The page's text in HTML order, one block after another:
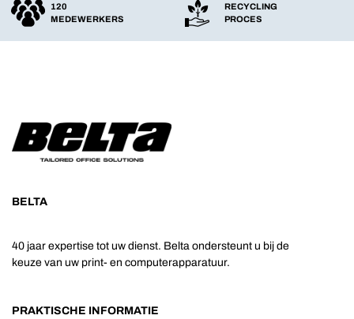
120
MEDEWERKERS
RECYCLING
PROCES
BELTA
40 jaar expertise tot uw dienst. Belta ondersteunt u bij de
keuze van uw print- en computerapparatuur.
PRAKTISCHE INFORMATIE